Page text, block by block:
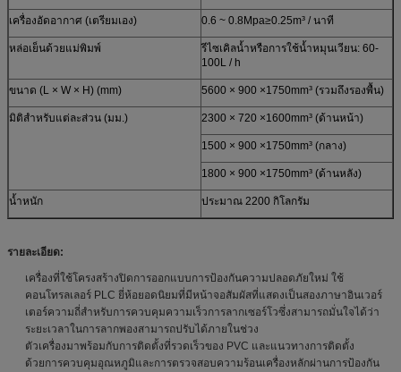
เครื่องอัดอากาศ (เตรียมเอง) 0.6 ~ 0.8Mpa≥0.25m³ / นาที
หล่อเย็นด้วยแม่พิมพ์
รีไซเคิลน้ำหรือการใช้น้ำหมุนเวียน: 60-
100L / h
ขนาด (L × W × H) (mm) 5600 × 900 ×1750mm³ (รวมถึงรองพื้น)
มิติสำหรับแต่ละส่วน (มม.) 2300 × 720 ×1600mm³ (ด้านหน้า)
1500 × 900 ×1750mm³ (กลาง)
1800 × 900 ×1750mm³ (ด้านหลัง)
น้ำหนัก ประมาณ 2200 กิโลกรัม
รายละเอียด:
เครื่องที่ใช้โครงสร้างปิดการออกแบบการป้องกันความปลอดภัยใหม่ ใช้
คอนโทรลเลอร์ PLC ยี่ห้อยอดนิยมที่มีหน้าจอสัมผัสที่แสดงเป็นสองภาษาอินเวอร์
เตอร์ความถี่สำหรับการควบคุมความเร็วการลากเซอร์โวซึ่งสามารถมั่นใจได้ว่า
ระยะเวลาในการลากพองสามารถปรับได้ภายในช่วง
ตัวเครื่องมาพร้อมกับการติดตั้งที่รวดเร็วของ PVC และแนวทางการติดตั้ง
ด้วยการควบคุมอุณหภูมิและการตรวจสอบความร้อนเครื่องหลักผ่านการป้องกัน